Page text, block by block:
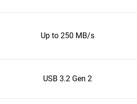
Up to 250 MB/s
USB 3.2 Gen 2